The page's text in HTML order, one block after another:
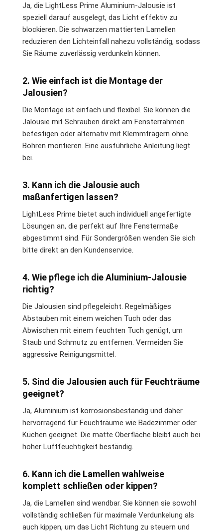
Ja, die LightLess Prime Aluminium-Jalousie ist
speziell darauf ausgelegt, das Licht effektiv zu
blockieren. Die schwarzen mattierten Lamellen
reduzieren den Lichteinfall nahezu vollständig, sodass
Sie Räume zuverlässig verdunkeln können.
2. Wie einfach ist die Montage der
Jalousien?
Die Montage ist einfach und flexibel. Sie können die
Jalousie mit Schrauben direkt am Fensterrahmen
befestigen oder alternativ mit Klemmträgern ohne
Bohren montieren. Eine ausführliche Anleitung liegt
bei.
3. Kann ich die Jalousie auch
maßanfertigen lassen?
LightLess Prime bietet auch individuell angefertigte
Lösungen an, die perfekt auf Ihre Fenstermaße
abgestimmt sind. Für Sondergrößen wenden Sie sich
bitte direkt an den Kundenservice.
4. Wie pflege ich die Aluminium-Jalousie
richtig?
Die Jalousien sind pflegeleicht. Regelmäßiges
Abstauben mit einem weichen Tuch oder das
Abwischen mit einem feuchten Tuch genügt, um
Staub und Schmutz zu entfernen. Vermeiden Sie
aggressive Reinigungsmittel.
5. Sind die Jalousien auch für Feuchträume
geeignet?
Ja, Aluminium ist korrosionsbeständig und daher
hervorragend für Feuchträume wie Badezimmer oder
Küchen geeignet. Die matte Oberfläche bleibt auch bei
hoher Luftfeuchtigkeit beständig.
6. Kann ich die Lamellen wahlweise
komplett schließen oder kippen?
Ja, die Lamellen sind wendbar. Sie können sie sowohl
vollständig schließen für maximale Verdunkelung als
auch kippen, um das Licht Richtung zu steuern und